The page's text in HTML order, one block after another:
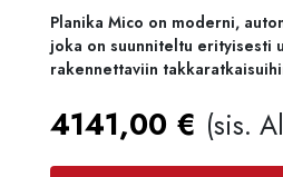
Planika Mico on moderni,
joka on suunniteltu erityisesti
rakennettaviin
4141,00 € (sis.